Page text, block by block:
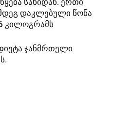
სახიდან. ერთი
დაკლებული წონა
კილოგრამს
ჯანმრთელი